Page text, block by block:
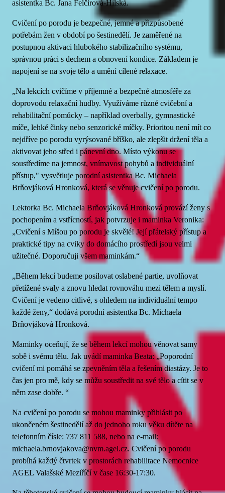
asistentka Bc. Jana Felčírová-Hilská.
Cvičení po porodu je bezpečné, jemné a přizpůsobené
potřebám žen v období po šestinedělí. Je zaměřené na
postupnou aktivaci hlubokého stabilizačního systému,
správnou práci s dechem a obnovení kondice. Základem je
napojení se na svoje tělo a umění cílené relaxace.
„Na lekcích cvičíme v příjemné a bezpečné atmosféře za
doprovodu relaxační hudby. Využíváme různé cvičební a
rehabilitační pomůcky – například overbally, gymnastické
míče, lehké činky nebo senzorické míčky. Prioritou není mít co
nejdříve po porodu vyrýsované bříško, ale zlepšit držení těla a
aktivovat jeho střed i pánevní dno. Místo výkonu se
soustředíme na jemnost, vnímavost pohybů a individuální
přístup," vysvětluje porodní asistentka Bc. Michaela
Brňovjáková Hronková, která se věnuje cvičení po porodu.
Lektorka Bc. Michaela Brňovjáková Hronková provází ženy s
pochopením a vstřícností, jak potvrzuje i maminka Veronika:
„Cvičení s Míšou po porodu je skvělé! Její přátelský přístup a
praktické tipy na cviky do domácího prostředí jsou velmi
užitečné. Doporučuji všem maminkám.“
„Během lekcí budeme posilovat oslabené partie, uvolňovat
přetížené svaly a znovu hledat rovnováhu mezi tělem a myslí.
Cvičení je vedeno citlivě, s ohledem na individuální tempo
každé ženy,“ dodává porodní asistentka Bc. Michaela
Brňovjáková Hronková.
Maminky oceňují, že se během lekcí mohou věnovat samy
sobě i svému tělu. Jak uvádí maminka Beata: „Poporodní
cvičení mi pomáhá se zpevněním těla a řešením diastázy. Je to
čas jen pro mě, kdy se můžu soustředit na své tělo a cítit se v
něm zase dobře. “
Na cvičení po porodu se mohou maminky přihlásit po
ukončeném šestinedělí až do jednoho roku věku dítěte na
telefonním čísle: 737 811 588, nebo na e-mail:
michaela.brnovjakova@nvm.agel.cz. Cvičení po porodu
probíhá každý čtvrtek v prostorách rehabilitace Nemocnice
AGEL Valašské Meziříčí v čase 16:30-17:30.